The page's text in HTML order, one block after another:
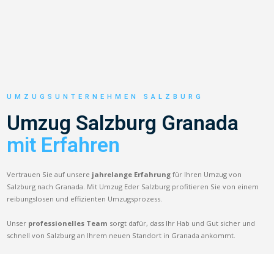
UMZUGSUNTERNEHMEN SALZBURG
Umzug Salzburg Granada
mit Erfahren
Vertrauen Sie auf unsere jahrelange Erfahrung für Ihren Umzug von
Salzburg nach Granada. Mit Umzug Eder Salzburg profitieren Sie von einem
reibungslosen und effizienten Umzugsprozess.
Unser professionelles Team sorgt dafür, dass Ihr Hab und Gut sicher und
schnell von Salzburg an Ihrem neuen Standort in Granada ankommt.